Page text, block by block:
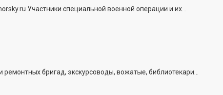
Участники специальной военной операции и их...
бригад, экскурсоводы, вожатые, библиотекари...